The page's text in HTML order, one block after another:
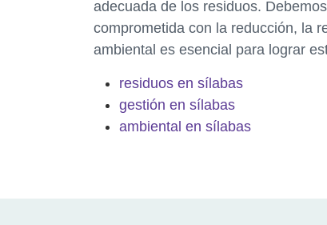
adecuada de los residuos.
comprometida con la reducción, la
ambiental es esencial para lograr
residuos en sílabas
gestión en sílabas
ambiental en sílabas